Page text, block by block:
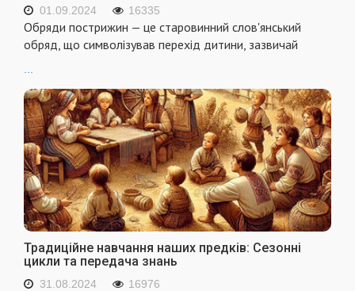
01.09.2024 16335
Обряди пострижин — це старовинний слов'янський
обряд, що символізував перехід дитини, зазвичай
Традиційне навчання наших предків: Сезонні
цикли та передача знань
31.08.2024 16976